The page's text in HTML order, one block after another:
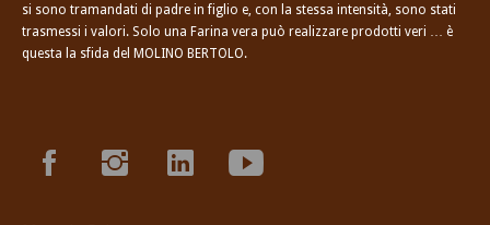
si sono tramandati di padre in figlio e, con la stessa intensità, sono stati
trasmessi i valori. Solo una Farina vera può realizzare prodotti veri … è
questa la sfida del MOLINO BERTOLO.